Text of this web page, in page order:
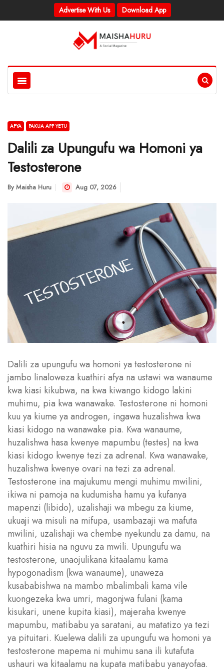
Advertise With Us Download App
AFYA PAKUA APP YETU
Dalili za Upungufu wa Homoni ya
Testosterone
By Maisha Huru Aug 07, 2026
Dalili za upungufu wa homoni ya testosterone ni
jambo linaloweza kuathiri afya na ustawi wa wanaume
kwa kiasi kikubwa, na kwa kiwango kidogo lakini
muhimu, pia kwa wanawake. Testosterone ni homoni
kuu ya kiume ya androgen, ingawa huzalishwa kwa
kiasi kidogo na wanawake pia. Kwa wanaume,
huzalishwa hasa kwenye mapumbu (testes) na kwa
kiasi kidogo kwenye tezi za adrenal. Kwa wanawake,
huzalishwa kwenye ovari na tezi za adrenal.
Testosterone ina majukumu mengi muhimu mwilini,
ikiwa ni pamoja na kudumisha hamu ya kufanya
mapenzi (libido), uzalishaji wa mbegu za kiume,
ukuaji wa misuli na mifupa, usambazaji wa mafuta
mwilini, uzalishaji wa chembe nyekundu za damu, na
kuathiri hisia na nguvu za mwili. Upungufu wa
testosterone, unaojulikana kitaalamu kama
hypogonadism (kwa wanaume), unaweza
kusababishwa na mambo mbalimbali kama vile
kuongezeka kwa umri, magonjwa fulani (kama
kisukari, unene kupita kiasi), majeraha kwenye
mapumbu, matibabu ya saratani, au matatizo ya tezi
ya pituitari. Kuelewa dalili za upungufu wa homoni ya
testosterone mapema ni muhimu sana ili kutafuta
ushauri wa kitaalamu na kupata matibabu yanayofaa.